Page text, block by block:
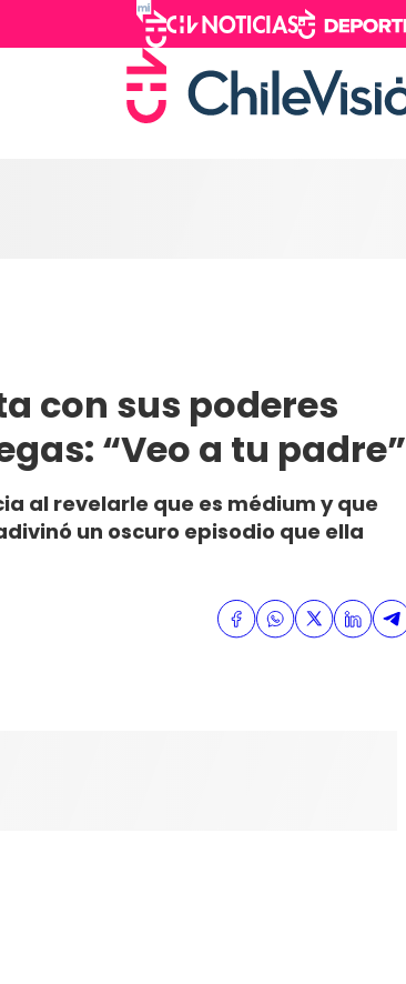
con sus poderes
“Veo a tu padre”
al revelarle que es médium y que
un oscuro episodio que ella